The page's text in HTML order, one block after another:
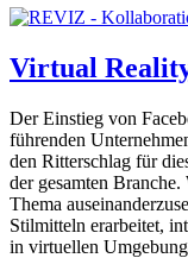
Virtual
Der Einstieg von
führenden
den Ritterschlag für
der gesamten
Thema
Stilmitteln erarbeitet,
in virtuellen